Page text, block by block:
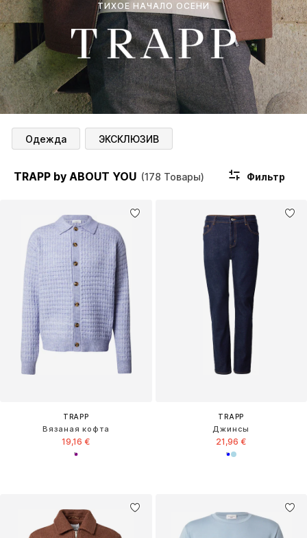
ТИХОЕ НАЧАЛО ОСЕНИ
Одежда ЭКСКЛЮЗИВ
TRAPP by ABOUT YOU (178 Товары) Фильтр
TRAPP
Вязаная кофта
19,16 €
TRAPP
Джинсы
21,96 €